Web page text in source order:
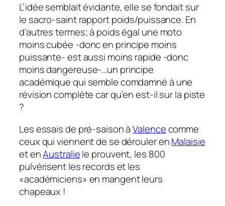
L’idée semblait évidante, elle se fondait sur
le sacro-saint rapport poids/puissance. En
d’autres termes; à poids égal une moto
moins cubée -donc en principe moins
puissante- est aussi moins rapide -donc
moins dangereuse-…un principe
académique qui semble comdamné à une
révision complète car qu’en est-il sur la piste
?
Les essais de pré-saison àValencecomme
ceux qui viennent de se dérouler enMalaisie
et enAustraliele prouvent, les 800
pulvérisent les records et les
«académiciens» en mangent leurs
chapeaux !